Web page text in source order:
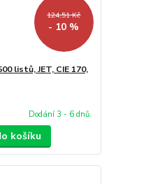
124,51 Kč
- 10 %
listů, JET, CIE 170,
Dodání 3 - 6 dnů.
košíku